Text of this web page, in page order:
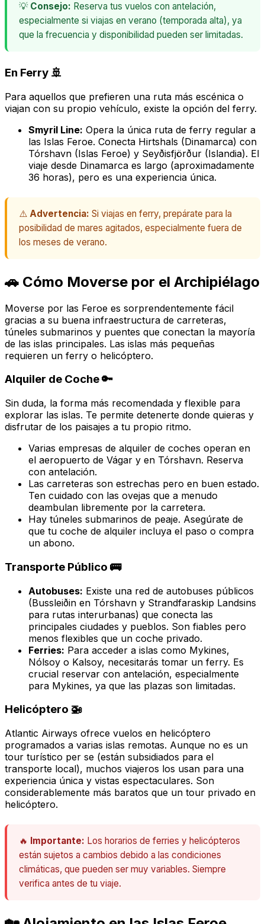
💡 Consejo: Reserva tus vuelos con antelación,
especialmente si viajas en verano (temporada alta), ya
que la frecuencia y disponibilidad pueden ser limitadas.
En Ferry 🚢
Para aquellos que prefieren una ruta más escénica o
viajan con su propio vehículo, existe la opción del ferry.
Smyril Line: Opera la única ruta de ferry regular a
las Islas Feroe. Conecta Hirtshals (Dinamarca) con
Tórshavn (Islas Feroe) y Seyðisfjörður (Islandia). El
viaje desde Dinamarca es largo (aproximadamente
36 horas), pero es una experiencia única.
⚠️ Advertencia: Si viajas en ferry, prepárate para la
posibilidad de mares agitados, especialmente fuera de
los meses de verano.
🚗 Cómo Moverse por el Archipiélago
Moverse por las Feroe es sorprendentemente fácil
gracias a su buena infraestructura de carreteras,
túneles submarinos y puentes que conectan la mayoría
de las islas principales. Las islas más pequeñas
requieren un ferry o helicóptero.
Alquiler de Coche 🔑
Sin duda, la forma más recomendada y flexible para
explorar las islas. Te permite detenerte donde quieras y
disfrutar de los paisajes a tu propio ritmo.
Varias empresas de alquiler de coches operan en
el aeropuerto de Vágar y en Tórshavn. Reserva
con antelación.
Las carreteras son estrechas pero en buen estado.
Ten cuidado con las ovejas que a menudo
deambulan libremente por la carretera.
Hay túneles submarinos de peaje. Asegúrate de
que tu coche de alquiler incluya el paso o compra
un abono.
Transporte Público 🚌
Autobuses: Existe una red de autobuses públicos
(Bussleiðin en Tórshavn y Strandfaraskip Landsins
para rutas interurbanas) que conecta las
principales ciudades y pueblos. Son fiables pero
menos flexibles que un coche privado.
Ferries: Para acceder a islas como Mykines,
Nólsoy o Kalsoy, necesitarás tomar un ferry. Es
crucial reservar con antelación, especialmente
para Mykines, ya que las plazas son limitadas.
Helicóptero 🚁
Atlantic Airways ofrece vuelos en helicóptero
programados a varias islas remotas. Aunque no es un
tour turístico per se (están subsidiados para el
transporte local), muchos viajeros los usan para una
experiencia única y vistas espectaculares. Son
considerablemente más baratos que un tour privado en
helicóptero.
🔥 Importante: Los horarios de ferries y helicópteros
están sujetos a cambios debido a las condiciones
climáticas, que pueden ser muy variables. Siempre
verifica antes de tu viaje.